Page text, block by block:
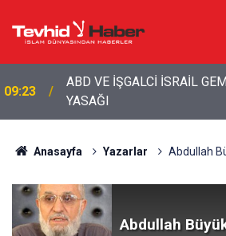
09:08 İŞGALCİ İSRAİL’İN İRAN
Anasayfa Yazarlar Abdullah
Abdullah